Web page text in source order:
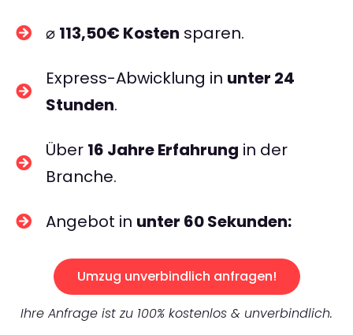
⌀ 113,50€ Kosten sparen.
Express-Abwicklung in unter 24
Stunden.
Über 16 Jahre Erfahrung in der
Branche.
Angebot in unter 60 Sekunden:
Umzug unverbindlich anfragen!
Ihre Anfrage ist zu 100% kostenlos & unverbindlich.